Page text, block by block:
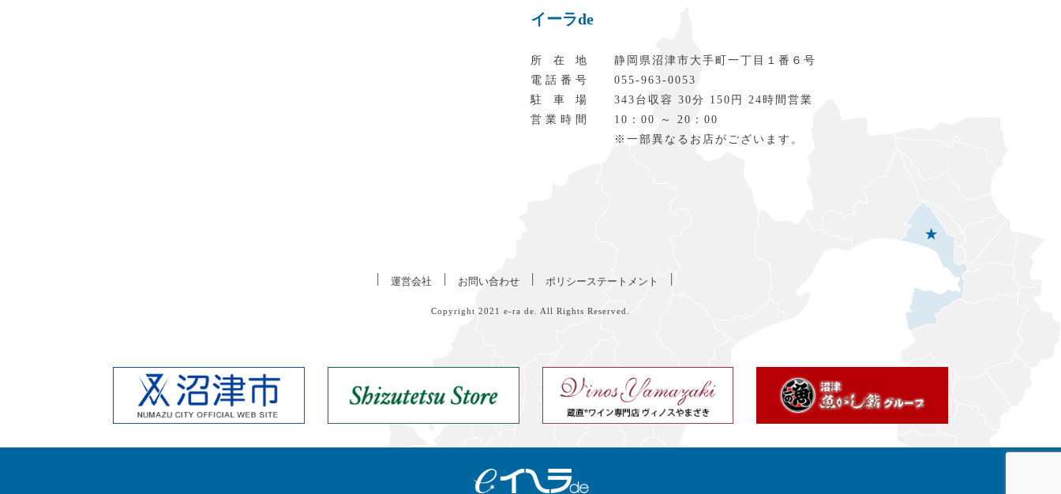
イーラde
所在地
静岡県沼津市大手町一丁目１番６号
電話番号
055‐963‐0053
駐車場
343台収容 30分 150円 24時間営業
営業時間
10：00 ～ 20：00
※一部異なるお店がございます。
| 運営会社 | お問い合わせ | ポリシーステートメント |
Copyright 2021 e-ra de . All Rights Reserved.